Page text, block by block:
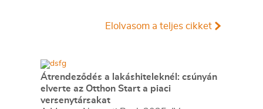
Elolvasom a teljes cikket
Átrendeződés a lakáshiteleknél: csúnyán
elverte az Otthon Start a piaci
versenytársakat